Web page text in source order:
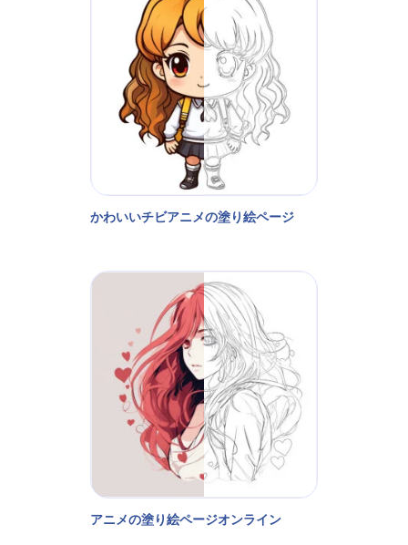
かわいいチビアニメの塗り絵ページ
アニメの塗り絵ページオンライン